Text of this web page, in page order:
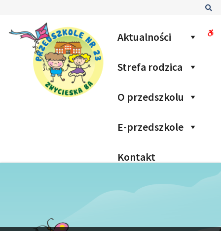
Aktualności
Strefa rodzica
O przedszkolu
E-przedszkole
Kontakt